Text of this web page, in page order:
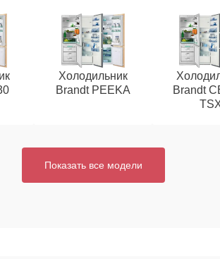
Холодильник
Brandt PEEKA
Brandt
Показать все модели